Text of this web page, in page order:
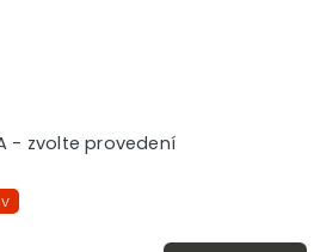
- zvolte provedení